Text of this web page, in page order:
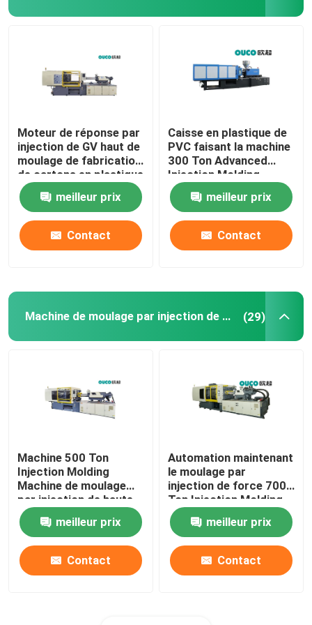
Machine de moulage par injection horizontale
Machine de moulage par injection de bakélite
Équipement auxiliaire
Moteur de réponse par
injection de GV haut de
moulage de fabrication
de cartons en plastique
hydraulique de machine
meilleur prix
Contact
Caisse en plastique de
PVC faisant la machine
300 Ton Advanced
Injection Molding
meilleur prix
Contact
Machine de moulage par injection de haute précision (29)
Machine 500 Ton
Injection Molding
Machine de moulage
par injection de haute
précision de la CE
meilleur prix
Contact
Automation maintenant
le moulage par
injection de force 700
Ton Injection Molding
Machine
meilleur prix
Contact